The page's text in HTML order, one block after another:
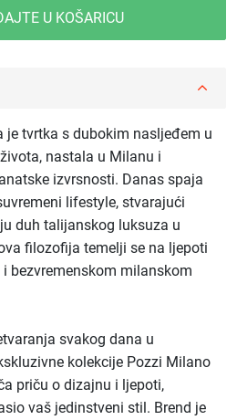
U KOŠARICU
tvrtka s dubokim nasljeđem u
nastala u Milanu i
izvrsnosti. Danas spaja
lifestyle, stvarajući
duh talijanskog luksuza u
filozofija temelji se na ljepoti
bezvremenskom milanskom
svakog dana u
kolekcije Pozzi Milano
priču o dizajnu i ljepoti,
vaš jedinstveni stil. Brend je